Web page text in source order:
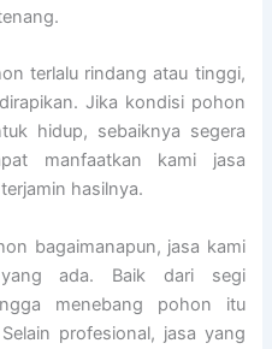
terlalu rindang atau tinggi,
Jika kondisi pohon
hidup, sebaiknya segera
manfaatkan kami jasa
hasilnya.
bagaimanapun, jasa kami
ada. Baik dari segi
menebang pohon itu
profesional, jasa yang